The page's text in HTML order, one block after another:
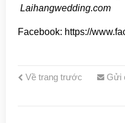
Laihangwedding.com
Facebook: https://
Về trang trước Gửi